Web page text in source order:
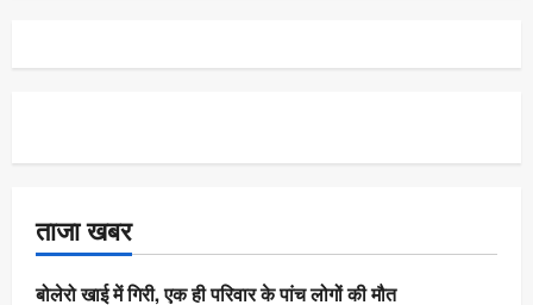
ताजा खबर
बोलेरो खाई में गिरी, एक ही परिवार के पांच लोगों की मौत